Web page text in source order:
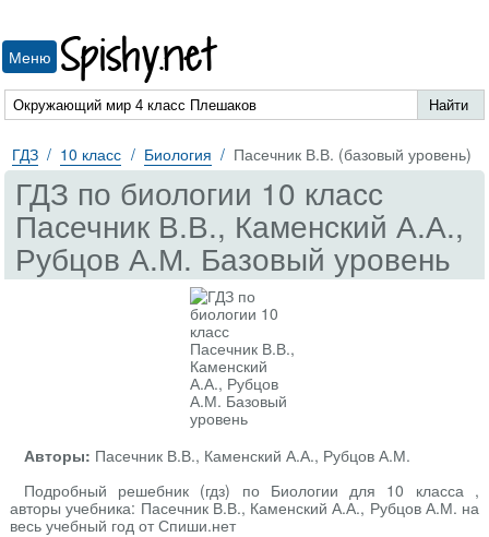
Меню Spishy.net
ГДЗ 10 класс Биология Пасечник В.В. (базовый уровень)
ГДЗ по биологии 10 класс
Пасечник В.В., Каменский А.А.,
Рубцов А.М. Базовый уровень
Авторы: Пасечник В.В., Каменский А.А., Рубцов А.М.
Подробный решебник (гдз) по Биологии для 10 класса ,
авторы учебника: Пасечник В.В., Каменский А.А., Рубцов А.М. на
весь учебный год от Спиши.нет